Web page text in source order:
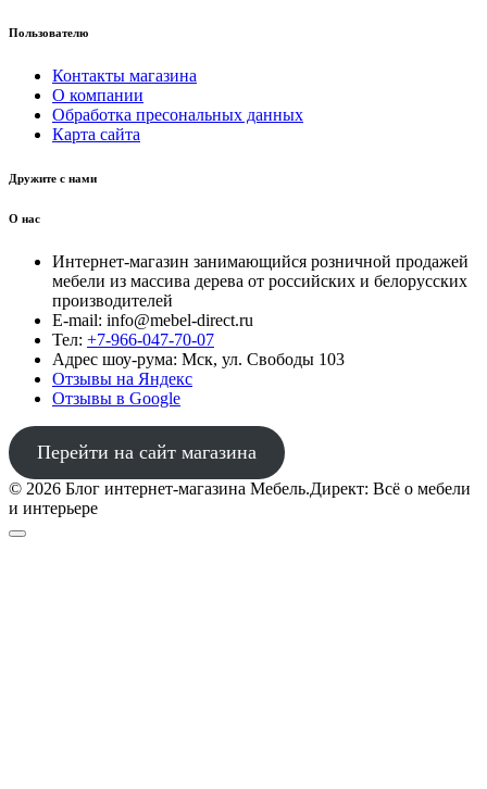
Пользователю
Контакты магазина
О компании
Обработка пресональных данных
Карта сайта
Дружите с нами
О нас
Интернет-магазин занимающийся розничной продажей
мебели из массива дерева от российских и белорусских
производителей
E-mail: info@mebel-direct.ru
Тел: +7-966-047-70-07
Адрес шоу-рума: Мск, ул. Свободы 103
Отзывы на Яндекс
Отзывы в Google
Перейти на сайт магазина
© 2026 Блог интернет-магазина Мебель.Директ: Всё о мебели
и интерьере